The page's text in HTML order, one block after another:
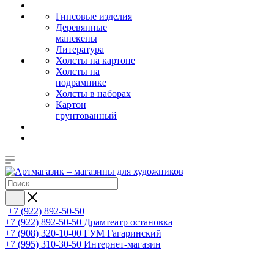
Гипсовые изделия
Деревянные
манекены
Литература
Холсты на картоне
Холсты на
подрамнике
Холсты в наборах
Картон
грунтованный
+7 (922) 892-50-50
+7 (922) 892-50-50 Драмтеатр остановка
+7 (908) 320-10-00 ГУМ Гагаринский
+7 (995) 310-30-50 Интернет-магазин